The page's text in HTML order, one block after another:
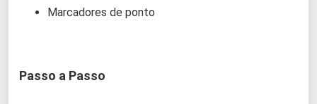
Marcadores de ponto
Passo a Passo